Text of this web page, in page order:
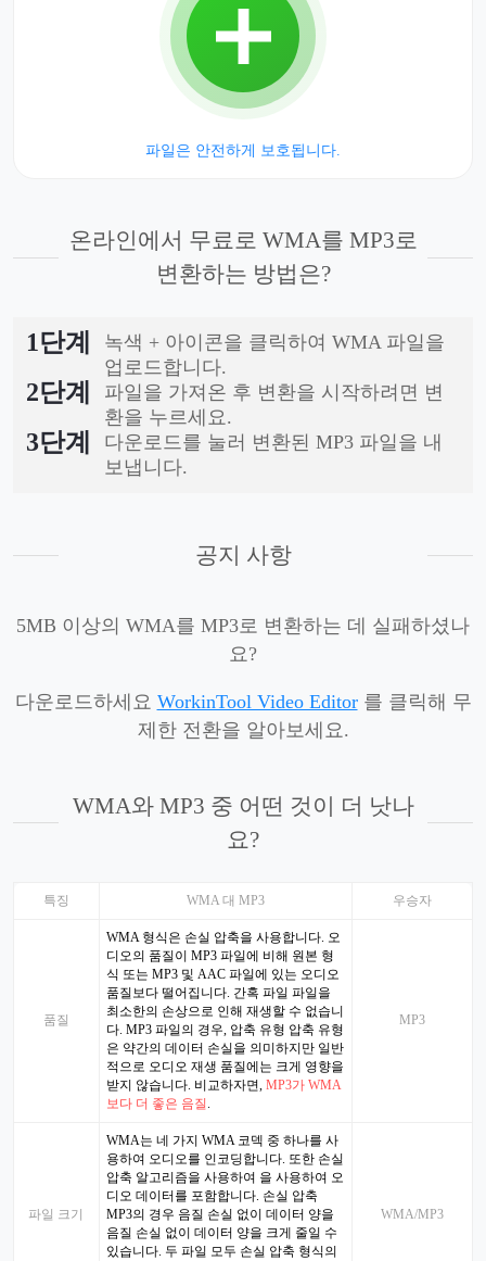
파일은 안전하게 보호됩니다.
온라인에서 무료로 WMA를 MP3로
변환하는 방법은?
1단계
녹색 + 아이콘을 클릭하여 WMA 파일을
업로드합니다.
2단계
파일을 가져온 후 변환을 시작하려면 변
환을 누르세요.
3단계
다운로드를 눌러 변환된 MP3 파일을 내
보냅니다.
공지 사항
5MB 이상의 WMA를 MP3로 변환하는 데 실패하셨나
요?
다운로드하세요 WorkinTool Video Editor를 클릭해 무
제한 전환을 알아보세요.
WMA와 MP3 중 어떤 것이 더 낫나
요?
특징 WMA 대 MP3 우승자
품질
WMA 형식은 손실 압축을 사용합니다. 오
디오의 품질이 MP3 파일에 비해 원본 형
식 또는 MP3 및 AAC 파일에 있는 오디오
품질보다 떨어집니다. 간혹 파일 파일을
최소한의 손상으로 인해 재생할 수 없습니
다. MP3 파일의 경우, 압축 유형 압축 유형
은 약간의 데이터 손실을 의미하지만 일반
적으로 오디오 재생 품질에는 크게 영향을
받지 않습니다. 비교하자면, MP3가 WMA
보다 더 좋은 음질 .
MP3
파일 크기
WMA는 네 가지 WMA 코덱 중 하나를 사
용하여 오디오를 인코딩합니다. 또한 손실
압축 알고리즘을 사용하여 을 사용하여 오
디오 데이터를 포함합니다. 손실 압축
MP3의 경우 음질 손실 없이 데이터 양을
음질 손실 없이 데이터 양을 크게 줄일 수
있습니다. 두 파일 모두 손실 압축 형식의
WMA/MP3